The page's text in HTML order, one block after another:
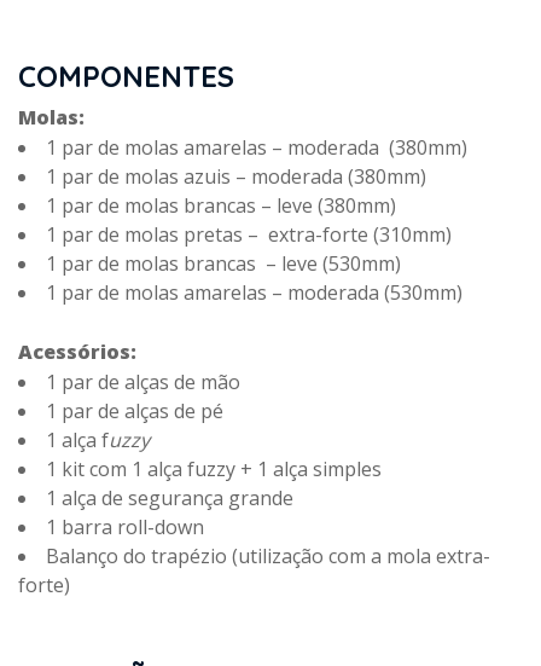
COMPONENTES
Molas:
1 par de molas amarelas – moderada (380mm)
1 par de molas azuis – moderada (380mm)
1 par de molas brancas – leve (380mm)
1 par de molas pretas – extra-forte (310mm)
1 par de molas brancas – leve (530mm)
1 par de molas amarelas – moderada (530mm)
Acessórios:
1 par de alças de mão
1 par de alças de pé
1 alça fuzzy
1 kit com 1 alça fuzzy + 1 alça simples
1 alça de segurança grande
1 barra roll-down
Balanço do trapézio (utilização com a mola extra-
forte)